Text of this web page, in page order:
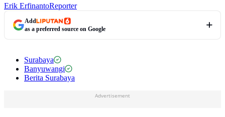
Erik ErfinantoReporter
Add
as a preferred source on Google
Surabaya
Banyuwangi
Berita Surabaya
Advertisement